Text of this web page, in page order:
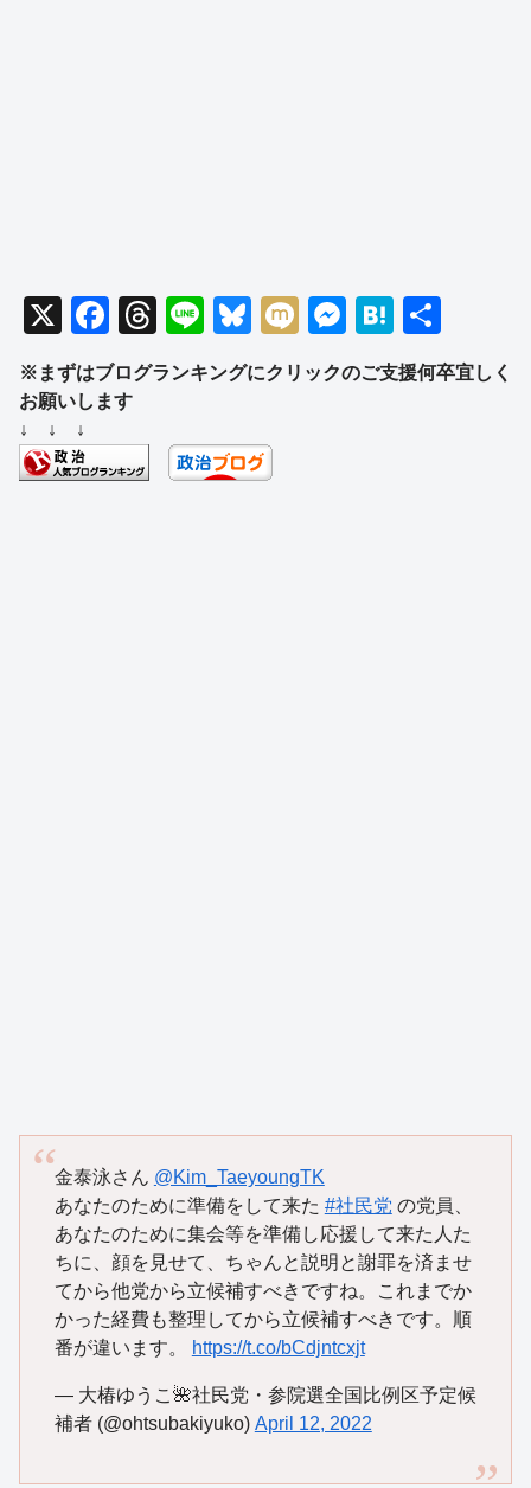
X
F
a
c
b
T
hr
e
d
Li
n
e
Bl
e
y
M
ixi
M
ss
H
at
e
有
※まずはブログランキングにクリックのご支援何卒宜しく
お願いします
↓ ↓ ↓
金泰泳さん @Kim_TaeyoungTK
あなたのために準備をして来た #社民党 の党員、
あなたのために集会等を準備し応援して来た人た
ちに、顔を見せて、ちゃんと説明と謝罪を済ませ
てから他党から立候補すべきですね。これまでか
かった経費も整理してから立候補すべきです。順
番が違います。
https://t.co/bCdjntcxjt
— 大椿ゆうこ🌺社民党・参院選全国比例区予定候
補者 (@ohtsubakiyuko) April 12, 2022